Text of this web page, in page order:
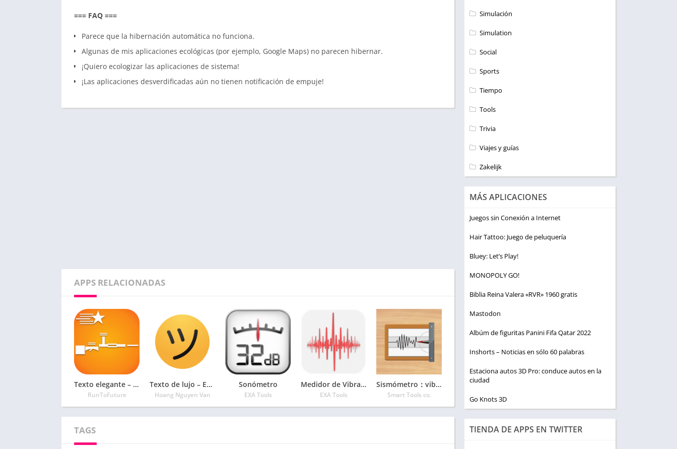
=== FAQ ===
Parece que la hibernación automática no funciona.
Algunas de mis aplicaciones ecológicas (por ejemplo, Google Maps) no parecen hibernar.
¡Quiero ecologizar las aplicaciones de sistema!
¡Las aplicaciones desverdificadas aún no tienen notificación de empuje!
APPS RELACIONADAS
Texto elegante – generador de fuentes geniales
RunToFuture
Texto de lujo – Editor de apodos con símbolos
Hoang Nguyen Van
Sonómetro
EXA Tools
Medidor de Vibraciones
EXA Tools
Sismómetro：vibrómetro
Smart Tools co.
TAGS
Simulación
Simulation
Social
Sports
Tiempo
Tools
Trivia
Viajes y guías
Zakelijk
MÁS APLICACIONES
Juegos sin Conexión a Internet
Hair Tattoo: Juego de peluquería
Bluey: Let’s Play!
MONOPOLY GO!
Biblia Reina Valera «RVR» 1960 gratis
Mastodon
Albúm de figuritas Panini Fifa Qatar 2022
Inshorts – Noticias en sólo 60 palabras
Estaciona autos 3D Pro: conduce autos en la
ciudad
Go Knots 3D
TIENDA DE APPS EN TWITTER